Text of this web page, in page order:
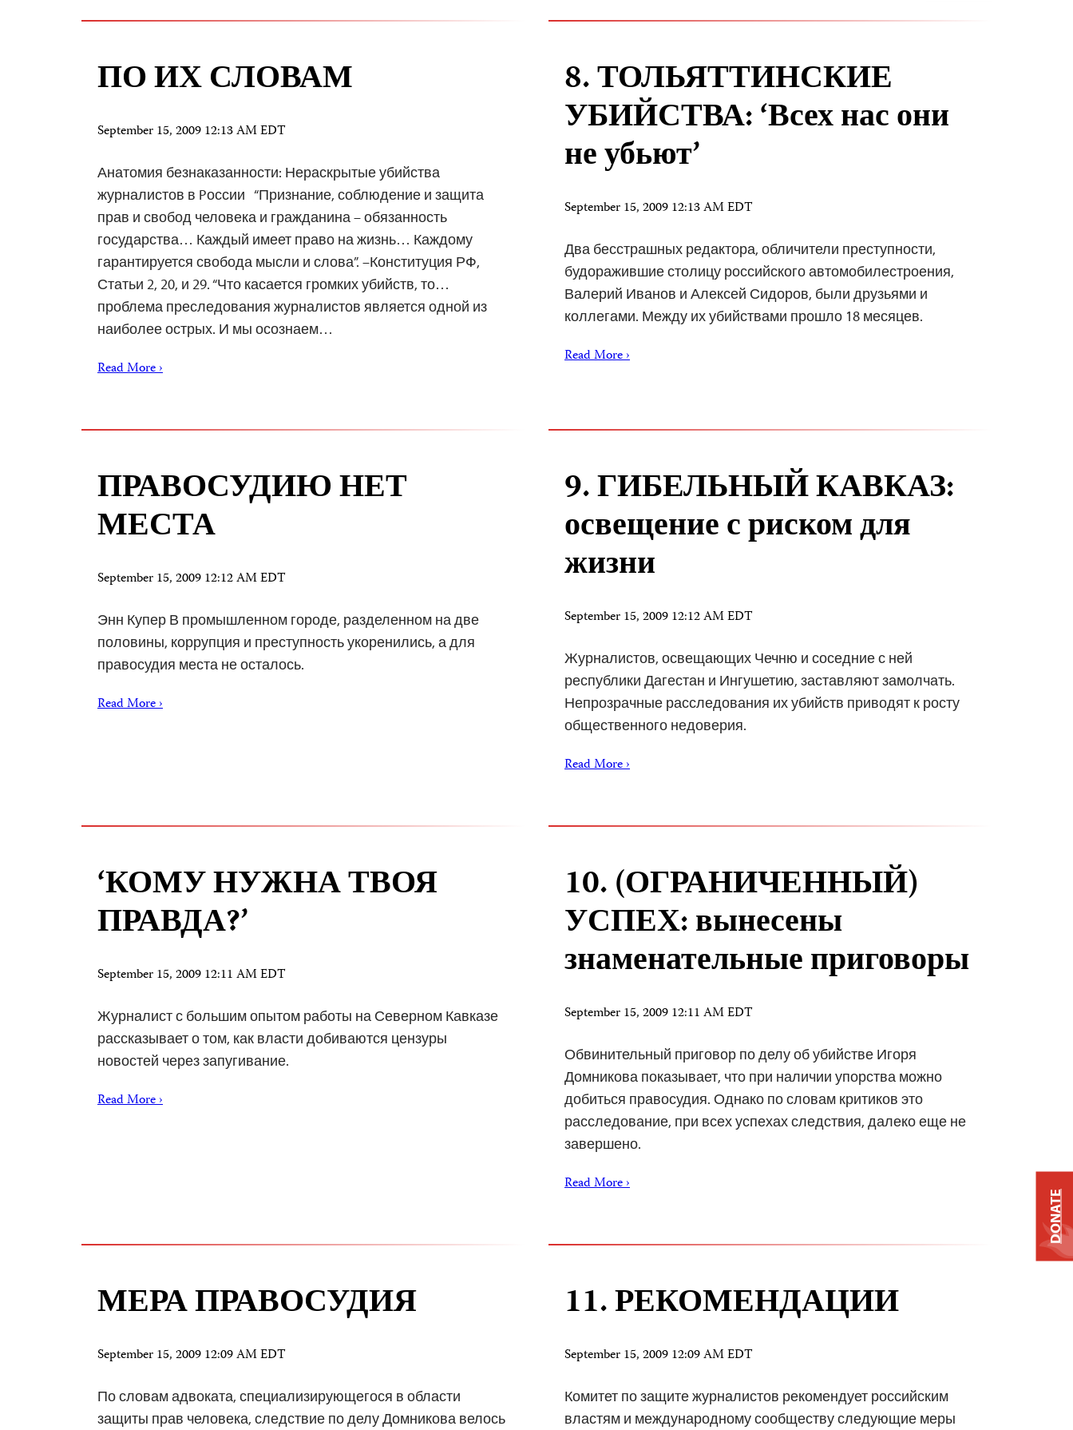
ПО ИХ СЛОВАМ
September 15, 2009 12:13 AM EDT
Анатомия безнаказанности: Нераскрытые убийства
журналистов в Pоссии “Признание, соблюдение и защита
прав и свобод человека и гражданина – обязанность
государства… Каждый имеет право на жизнь… Каждому
гарантируется свобода мысли и слова”. –Конституция РФ,
Статьи 2, 20, и 29. “Что касается громких убийств, то…
проблема преследования журналистов является одной из
наиболее острых. И мы осознаем…
Read More ›
8. ТОЛЬЯТТИНСКИЕ
УБИЙСТВА: ‘Всех нас они
не убьют’
September 15, 2009 12:13 AM EDT
Два бесстрашных редактора, обличители преступности,
будоражившие столицу российского автомобилестроения,
Валерий Иванов и Алексей Сидоров, были друзьями и
коллегами. Между их убийствами прошло 18 месяцев.
Read More ›
ПРАВОСУДИЮ НЕТ
МЕСТА
September 15, 2009 12:12 AM EDT
Энн Купер В промышленном городе, разделенном на две
половины, коррупция и преступность укоренились, а для
правосудия места не осталось.
Read More ›
9. ГИБЕЛЬНЫЙ КАВКАЗ:
освещение с риском для
жизни
September 15, 2009 12:12 AM EDT
Журналистов, освещающих Чечню и соседние с ней
республики Дагестан и Ингушетию, заставляют замолчать.
Непрозрачные расследования их убийств приводят к росту
общественного недоверия.
Read More ›
‘КОМУ НУЖНА ТВОЯ
ПРАВДА?’
September 15, 2009 12:11 AM EDT
Журналист с большим опытом работы на Северном Кавказе
рассказывает о том, как власти добиваются цензуры
новостей через запугивание.
Read More ›
10. (ОГРАНИЧЕННЫЙ)
УСПЕХ: вынесены
знаменательные приговоры
September 15, 2009 12:11 AM EDT
Обвинительный приговор по делу об убийстве Игоря
Домникова показывает, что при наличии упорства можно
добиться правосудия. Однако по словам критиков это
расследование, при всех успехах следствия, далеко еще не
завершено.
Read More ›
МЕРА ПРАВОСУДИЯ
September 15, 2009 12:09 AM EDT
По словам адвоката, специализирующегося в области
защиты прав человека, следствие по делу Домникова велось
11. РЕКОМЕНДАЦИИ
September 15, 2009 12:09 AM EDT
Комитет по защите журналистов рекомендует российским
властям и международному сообществу следующие меры
DONATE